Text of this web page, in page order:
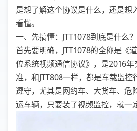
是想了解这个协议是什么，还是想
看懂。
一、先搞懂：JTT1078到底是什么？
首先要明确，JTT1078的全称是《
位系统视频通信协议》，是2016
准，和JTT808一样，都是车载监控
遵守，尤其是网约车、大货车、危
运车辆，只要装了视频监控，就一